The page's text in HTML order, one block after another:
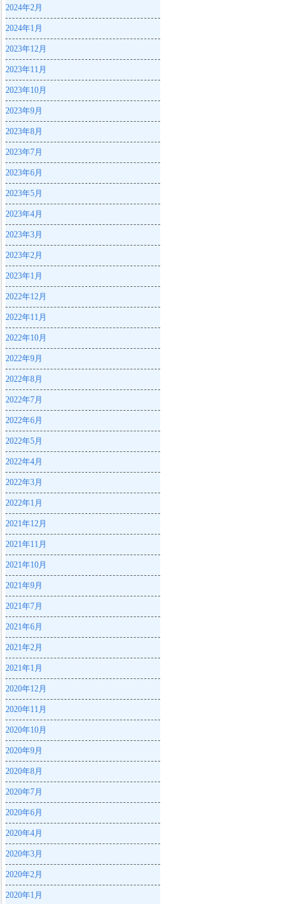
2024年2月
2024年1月
2023年12月
2023年11月
2023年10月
2023年9月
2023年8月
2023年7月
2023年6月
2023年5月
2023年4月
2023年3月
2023年2月
2023年1月
2022年12月
2022年11月
2022年10月
2022年9月
2022年8月
2022年7月
2022年6月
2022年5月
2022年4月
2022年3月
2022年1月
2021年12月
2021年11月
2021年10月
2021年9月
2021年7月
2021年6月
2021年2月
2021年1月
2020年12月
2020年11月
2020年10月
2020年9月
2020年8月
2020年7月
2020年6月
2020年4月
2020年3月
2020年2月
2020年1月